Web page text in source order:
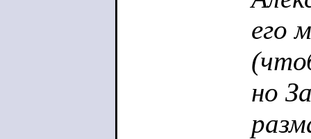
его
но